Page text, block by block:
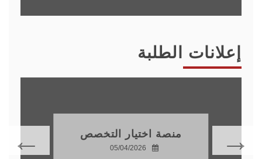
إعلانات الطلبة
منصة تصحيح
المعلومات الشخصية
لطلبة السنة الثانية
ماستر و الثالثة ليسانس